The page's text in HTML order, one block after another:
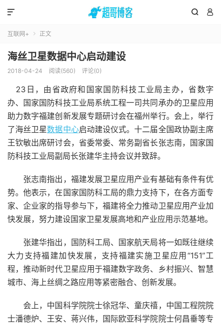
 

互联网+  正文
海丝卫星数据中心启动建设
2018-04-24 阅读(560) 评论(0)
23日，由省政府和国家国防科技工业局主办，省数字
办、国家国防科技工业局系统工程一司共同承办的卫星应用
助力数字福建创新发展专题研讨会在福州举行。会上，举行
了海丝卫星数据中心启动建设仪式。十二届全国政协副主席
王钦敏出席研讨会，省委常委、常务副省长张志南，国家国
防科技工业局副局长张建华主持会议并致辞。
张志南指出，福建发展卫星应用产业有基础有条件有优
势。他表示，在国家国防科工局的鼎力支持下，在各方面专
家、企业家的指导参与下，福建将全力推动卫星应用产业加
快发展，努力建设国家卫星发展高地和产业应用示范基地。
张建华指出，国防科工局、国家航天局将一如既往继续
大力支持福建加快发展，支持福建实施卫星应用“151”工
程，推动新时代卫星应用于福建数字政务、乡村振兴、智慧
城市、海上丝绸之路应用等紧密融合、创新发展。
会上，中国科学院院士徐冠华、童庆禧，中国工程院院
士潘德炉、王安、蒋兴伟，国际欧亚科学院院士何昌垂等专